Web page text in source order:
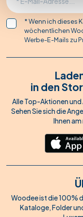
* Wenn ich dieses
wöchentlichen
Werbe-E-Mails zu
in den
Alle Top-Aktionen
Sehen Sie sich die
Ihnen
Woodee ist die 100%
Kataloge, Folder